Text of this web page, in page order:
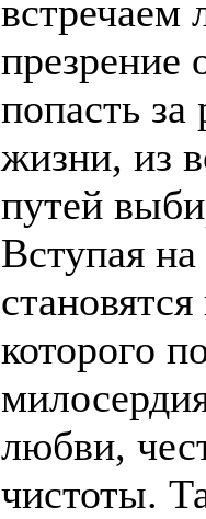
встречаем
презрение
попасть
жизни, из
путей
Вступая на
которого
любви,
чистоты.